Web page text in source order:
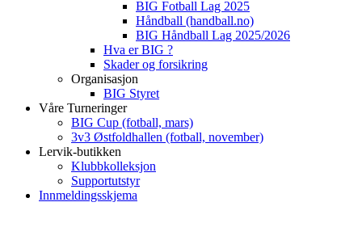
BIG Fotball Lag 2025
Håndball (handball.no)
BIG Håndball Lag 2025/2026
Hva er BIG ?
Skader og forsikring
Organisasjon
BIG Styret
Våre Turneringer
BIG Cup (fotball, mars)
3v3 Østfoldhallen (fotball, november)
Lervik-butikken
Klubbkolleksjon
Supportutstyr
Innmeldingsskjema